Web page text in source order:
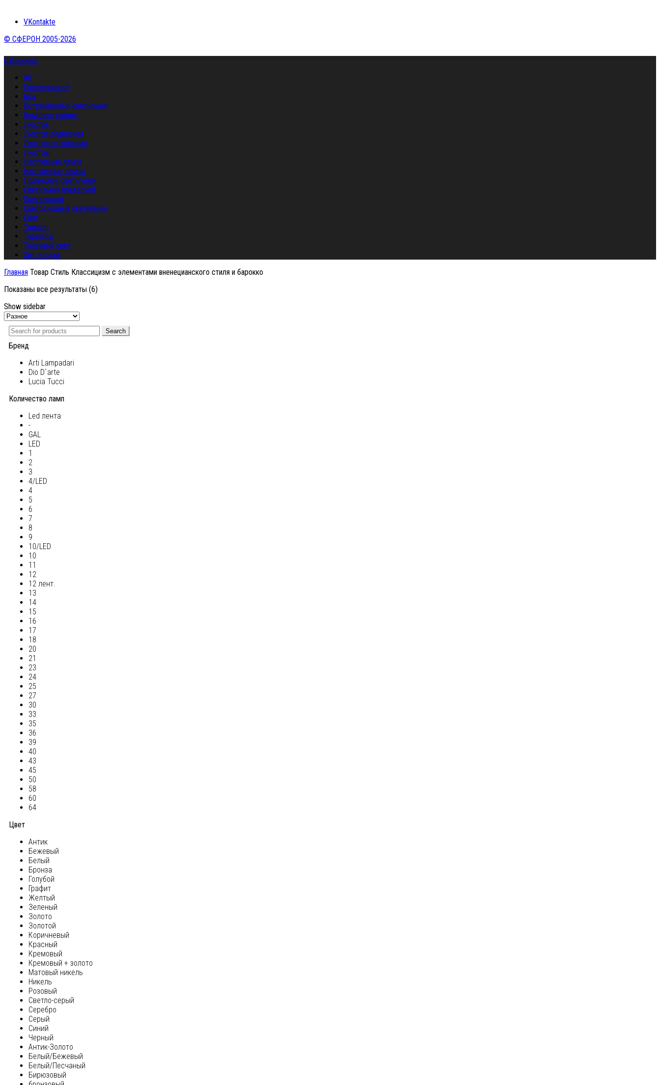
VKontakte
© СФЕРОН 2005-2026
Categories
All
Uncategorized
Бра
Встраиваемый светильник
Комплектующие
Люстра
Люстра подвесная
Люстра потолочная
Люстры
Настольная лампа
Настольные лампы
Подвесной светильник
Светильник подвесной
Светильники
Светодиодный светильник
Спот
Торшер
Торшеры
Точечный свет
Хит продаж
Главная Товар Стиль Классицизм с элементами вненецианского стиля и барокко
Показаны все результаты (6)
Show sidebar
Search
Бренд
Arti Lampadari
Dio D`arte
Lucia Tucci
Количество ламп
Led лента
-
GAL
LED
1
2
3
4/LED
4
5
6
7
8
9
10/LED
10
11
12
12 лент.
13
14
15
16
17
18
20
21
23
24
25
27
30
33
35
36
39
40
43
45
50
58
60
64
Цвет
Антик
Бежевый
Белый
Бронза
Голубой
Графит
Желтый
Зеленый
Золото
Золотой
Коричневый
Красный
Кремовый
Кремовый + золото
Матовый никель
Никель
Розовый
Светло-серый
Серебро
Серый
Синий
Черный
Антик-Золото
Белый/Бежевый
Белый/Песчаный
Бирюзовый